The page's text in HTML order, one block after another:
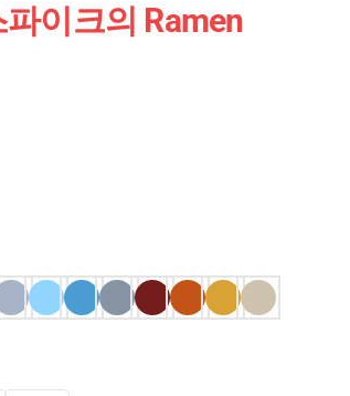
이크의 Ramen